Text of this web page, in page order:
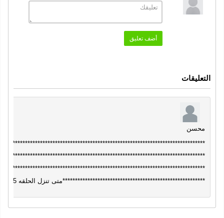
دراما
سنة الإنتاج
2025
الجودة
FULL DH 1080
أضف تعليق
التعليقات
محسن
********************************************************************************
********************************************************************************
********************************************************************************
*********************************************************متى تنزل الحلقه 45